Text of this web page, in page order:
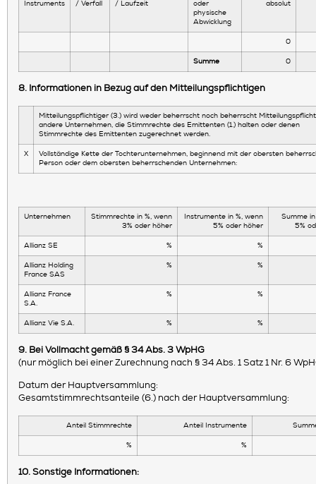
Instruments / Verfall / Laufzeit
oder
physische
Abwicklung
absolut
0
Summe 0
8. Informationen in Bezug auf den Mitteilungspflichtigen
Mitteilungspflichtiger (3.) wird weder beherrscht noch beherrscht
andere Unternehmen, die Stimmrechte des Emittenten (1.) halten oder denen
Stimmrechte des Emittenten zugerechnet werden.
X
Vollständige Kette der Tochterunternehmen, beginnend mit der obersten
Person oder dem obersten beherrschenden Unternehmen:
Unternehmen
Stimmrechte in %, wenn
3% oder höher
Instrumente in %, wenn
5% oder höher
Summe
5%
Allianz SE % %
Allianz Holding
France SAS
% %
Allianz France
S.A.
% %
Allianz Vie S.A. % %
9. Bei Vollmacht gemäß § 34 Abs. 3 WpHG
(nur möglich bei einer Zurechnung nach § 34 Abs. 1 Satz 1 Nr. 6
Datum der Hauptversammlung:
Gesamtstimmrechtsanteile (6.) nach der Hauptversammlung:
Anteil Stimmrechte Anteil Instrumente
% %
10. Sonstige Informationen: